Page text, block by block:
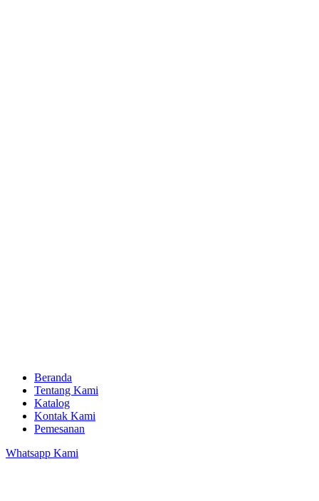
Beranda
Tentang Kami
Katalog
Kontak Kami
Pemesanan
Whatsapp Kami